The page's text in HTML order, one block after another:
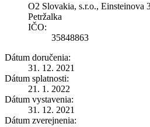
O2 Slovakia, s.r.o., Einsteinova
Petržalka
IČO:
35848863
Dátum doručenia:
31. 12. 2021
Dátum splatnosti:
21. 1. 2022
Dátum vystavenia:
31. 12. 2021
Dátum zverejnenia: